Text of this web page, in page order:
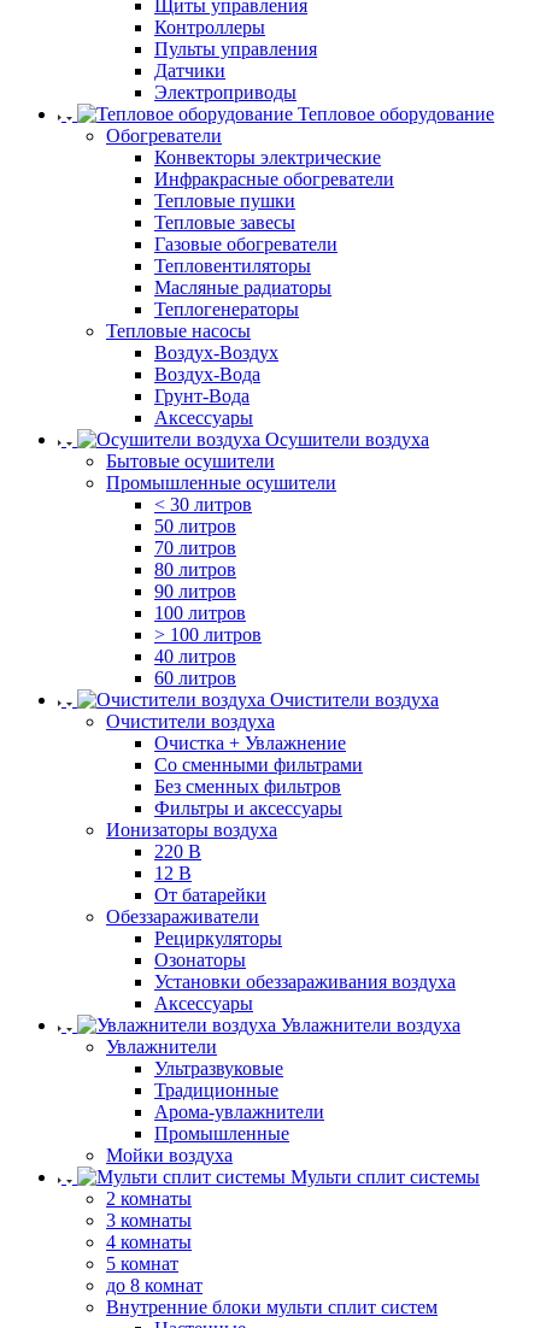
Щиты управления
Контроллеры
Пульты управления
Датчики
Электроприводы
Тепловое оборудование
Обогреватели
Конвекторы электрические
Инфракрасные обогреватели
Тепловые пушки
Тепловые завесы
Газовые обогреватели
Тепловентиляторы
Масляные радиаторы
Теплогенераторы
Тепловые насосы
Воздух-Воздух
Воздух-Вода
Грунт-Вода
Аксессуары
Осушители воздуха
Бытовые осушители
Промышленные осушители
< 30 литров
50 литров
70 литров
80 литров
90 литров
100 литров
> 100 литров
40 литров
60 литров
Очистители воздуха
Очистители воздуха
Очистка + Увлажнение
Cо сменными фильтрами
Без сменных фильтров
Фильтры и аксессуары
Ионизаторы воздуха
220 В
12 В
От батарейки
Обеззараживатели
Рециркуляторы
Озонаторы
Установки обеззараживания воздуха
Аксессуары
Увлажнители воздуха
Увлажнители
Ультразвуковые
Традиционные
Арома-увлажнители
Промышленные
Мойки воздуха
Мульти сплит системы
2 комнаты
3 комнаты
4 комнаты
5 комнат
до 8 комнат
Внутренние блоки мульти сплит систем